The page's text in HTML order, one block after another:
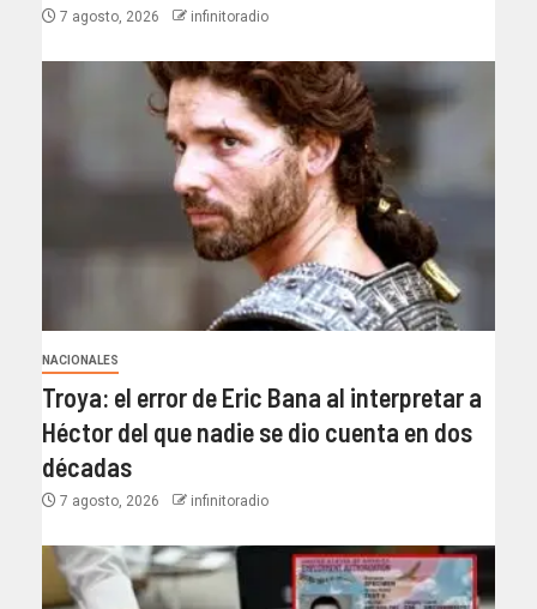
7 agosto, 2026 infinitoradio
NACIONALES
Troya: el error de Eric Bana al interpretar a
Héctor del que nadie se dio cuenta en dos
décadas
7 agosto, 2026 infinitoradio